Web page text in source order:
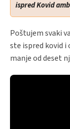
ispred Kovid
Poštujem svaki
ste ispred kovid
manje od deset